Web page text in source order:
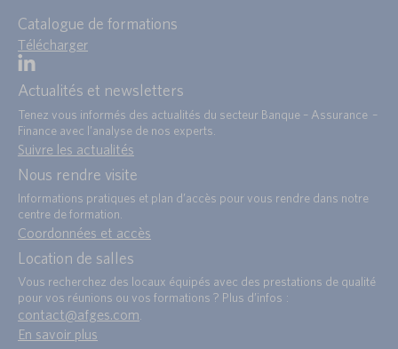
Catalogue de formations
Télécharger
Actualités et newsletters
Tenez vous informés des actualités du secteur Banque – Assurance –
Finance avec l’analyse de nos experts.
Suivre les actualités
Nous rendre visite
Informations pratiques et plan d’accès pour vous rendre dans notre
centre de formation.
Coordonnées et accès
Location de salles
Vous recherchez des locaux équipés avec des prestations de qualité
pour vos réunions ou vos formations ? Plus d’infos :
contact@afges.com.
En savoir plus